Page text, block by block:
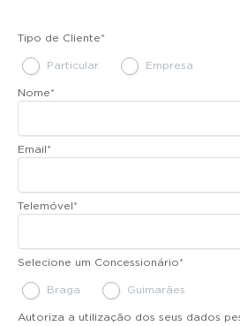
Tipo de Cliente*
Particular Empresa
Nome*
Email*
Telemóvel*
Selecione um Concessionário*
Braga Guimarães
Autoriza a utilização dos seus dados